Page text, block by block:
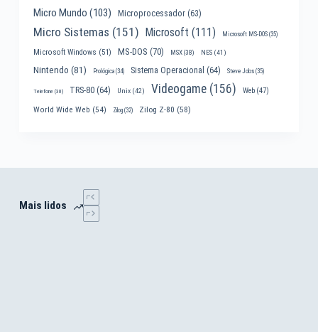
Micro Mundo (103) Microprocessador(63)
Micro Sistemas (151) Microsoft (111) Microsoft MS-DOS(35)
Microsoft Windows (51) MS-DOS (70) MSX(38) NES(41)
Nintendo (81) Prológica(34) Sistema Operacional (64) Steve Jobs(35)
Telefone (30) TRS-80(64) Unix(42) Videogame(156) Web(47)
World Wide Web (54) Zilog(32) Zilog Z-80 (58)
Mais lidos